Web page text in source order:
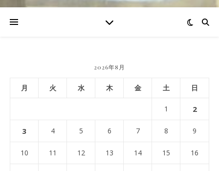
2026年8月
月 火 水 木 金 土 日
1 2
3 4 5 6 7 8 9
10 11 12 13 14 15 16